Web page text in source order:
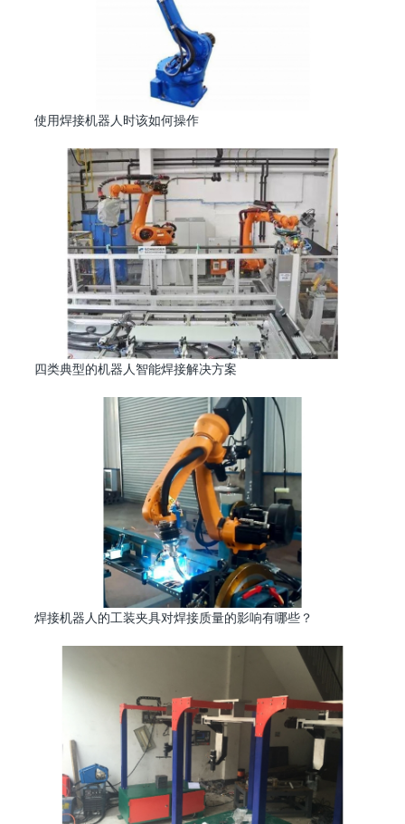
使用焊接机器人时该如何操作
四类典型的机器人智能焊接解决方案
焊接机器人的工装夹具对焊接质量的影响有哪些？